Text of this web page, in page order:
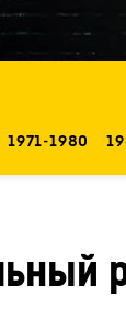
1971-1980